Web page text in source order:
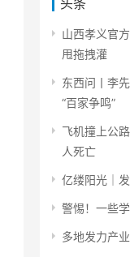
头条
山西孝义官
甩拖拽灌
东西问丨李
“百家争鸣”
飞机撞上公
人死亡
亿缕阳光｜
警惕！一些
多地发力产